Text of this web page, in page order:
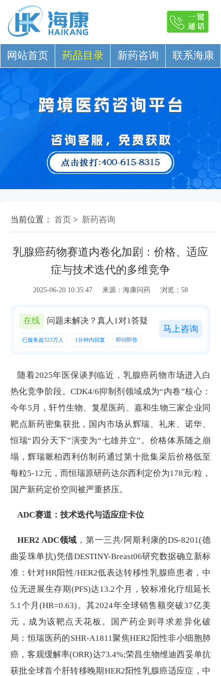
网站首页 药品目录 新药咨询 联系海康
当前位置： 首页 > 新药咨询
乳腺癌药物赛道内卷化加剧：价格、适应
症与技术迭代的多维竞争
2025-06-20 10:35:47 来源：海康问药 浏览：58
在线 问题未解决？真人1对1答疑
已服务超323万人 1分钟内回复 即问即答
马上咨询
随着2025年医保谈判临近，乳腺癌药物市场进入白
热化竞争阶段。CDK4/6抑制剂领域成为“内卷”核心：
今年5月，轩竹生物、复星医药、嘉和生物三家企业同
靶点新药密集获批，国内市场从辉瑞、礼来、诺华、
恒瑞“四分天下”演变为“七雄并立”。价格体系随之崩
塌，辉瑞哌柏西利仿制药通过第十批集采后价格低至
每粒5-12元，而恒瑞原研药达尔西利定价为178元/粒，
国产新药定价空间被严重挤压。
ADC赛道：技术迭代与适应症卡位
HER2 ADC领域 ，第一三共/阿斯利康的DS-8201(德
曲妥珠单抗)凭借DESTINY-Breast06研究数据确立新标
准：针对HR阳性/HER2低表达转移性乳腺癌患者，中
位无进展生存期(PFS)达13.2个月，较标准化疗组延长
5.1个月(HR=0.63)。其2024年全球销售额突破37亿美
元，成为该靶点天花板。国产药企则寻求差异化破
局：恒瑞医药的SHR-A1811聚焦HER2阳性非小细胞肺
癌，客观缓解率(ORR)达73.4%;荣昌生物维迪西妥单抗
获批全球首个肝转移晚期HER2阳性乳腺癌适应症，中